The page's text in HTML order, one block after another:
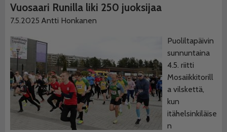
Vuosaari Runilla liki 250 juoksijaa
7.5.2025 Antti Honkanen
Puoliltapäivin
sunnuntaina
4.5. riitti
Mosaiikkitorill
a vilskettä,
kun
itähelsinkiläise
n